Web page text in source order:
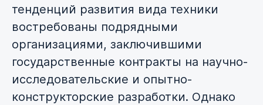
тенденций развития вида техники
востребованы подрядными
организациями, заключившими
государственные контракты на научно-
исследовательские и опытно-
конструкторские разработки. Однако